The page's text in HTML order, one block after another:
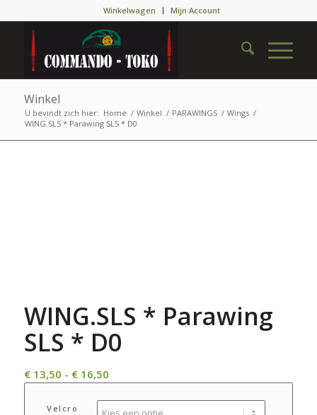
Winkelwagen Mijn Account
Winkel
U bevindt zich hier: Home / Winkel / PARAWINGS / Wings /
WING.SLS * Parawing SLS * D0
WING.SLS * Parawing
SLS * D0
€13,50 - €16,50Prijsklasse:
tot
Velcro